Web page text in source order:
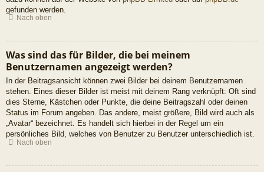
gefunden werden.
Nach oben
Was sind das für Bilder, die bei meinem
Benutzernamen angezeigt werden?
In der Beitragsansicht können zwei Bilder bei deinem Benutzernamen
stehen. Eines dieser Bilder ist meist mit deinem Rang verknüpft: Oft sind
dies Sterne, Kästchen oder Punkte, die deine Beitragszahl oder deinen
Status im Forum angeben. Das andere, meist größere, Bild wird auch als
„Avatar“ bezeichnet. Es handelt sich hierbei in der Regel um ein
persönliches Bild, welches von Benutzer zu Benutzer unterschiedlich ist.
Nach oben